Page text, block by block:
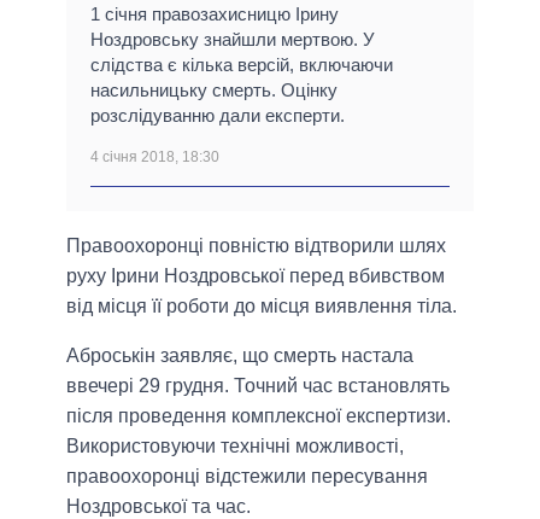
1 січня правозахисницю Ірину
Ноздровську знайшли мертвою. У
слідства є кілька версій, включаючи
насильницьку смерть. Оцінку
розслідуванню дали експерти.
4 січня 2018, 18:30
Правоохоронці повністю відтворили шлях
руху Ірини Ноздровської перед вбивством
від місця її роботи до місця виявлення тіла.
Аброськін заявляє, що смерть настала
ввечері 29 грудня. Точний час встановлять
після проведення комплексної експертизи.
Використовуючи технічні можливості,
правоохоронці відстежили пересування
Ноздровської та час.